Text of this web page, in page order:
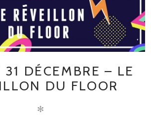
DÉCEMBRE – LE
DU FLOOR
✻